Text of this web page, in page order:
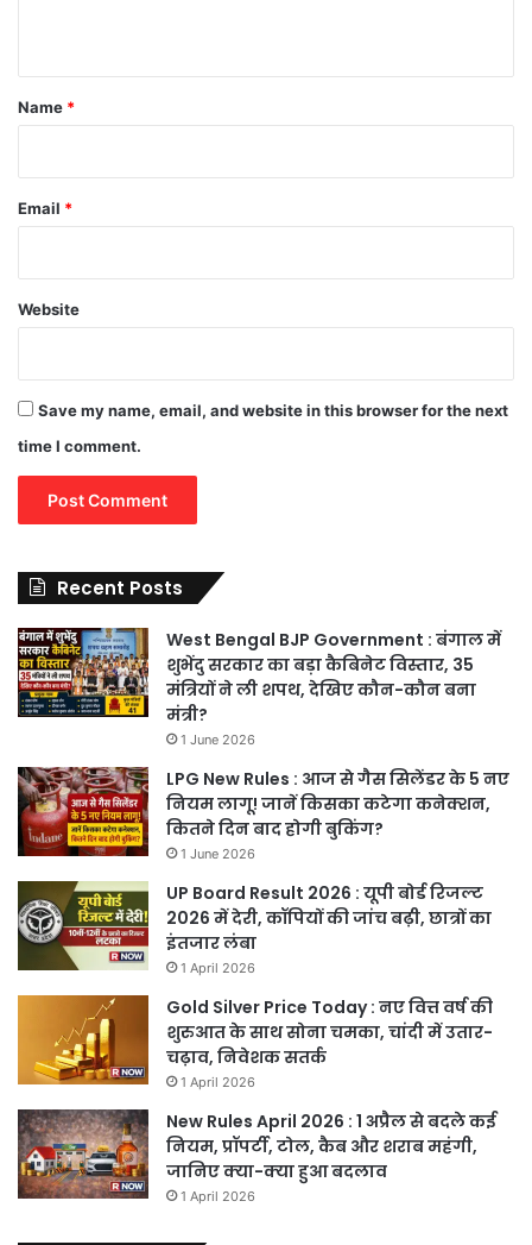
*
Name *
Email *
Website
Save my name, email, and website in this browser for the next
time I comment.
Recent Posts
West Bengal BJP Government : बंगाल में
शुभेंदु सरकार का बड़ा कैबिनेट विस्तार, 35
मंत्रियों ने ली शपथ, देखिए कौन-कौन बना
मंत्री?
1 June 2026
LPG New Rules : आज से गैस सिलेंडर के 5 नए
नियम लागू! जानें किसका कटेगा कनेक्शन,
कितने दिन बाद होगी बुकिंग?
1 June 2026
UP Board Result 2026 : यूपी बोर्ड रिजल्ट
2026 में देरी, कॉपियों की जांच बढ़ी, छात्रों का
इंतजार लंबा
1 April 2026
Gold Silver Price Today : नए वित्त वर्ष की
शुरुआत के साथ सोना चमका, चांदी में उतार-
चढ़ाव, निवेशक सतर्क
1 April 2026
New Rules April 2026 : 1 अप्रैल से बदले कई
नियम, प्रॉपर्टी, टोल, कैब और शराब महंगी,
जानिए क्या-क्या हुआ बदलाव
1 April 2026